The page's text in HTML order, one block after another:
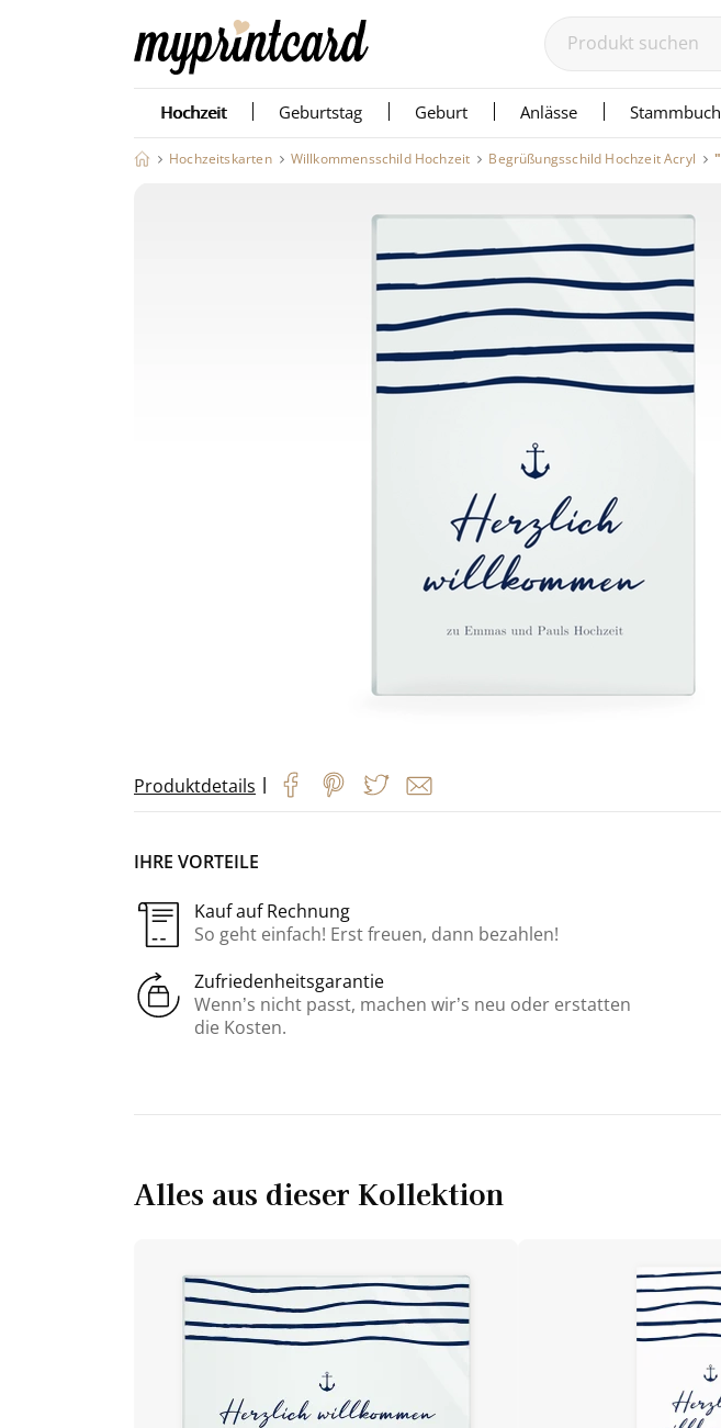
Hochzeit Geburtstag Geburt Anlässe Stammbuch
Hochzeitskarten Willkommensschild Hochzeit Begrüßungsschild Hochzeit Acryl
Produktdetails |
IHRE VORTEILE
Kauf auf Rechnung
So geht einfach! Erst freuen, dann bezahlen!
Zufriedenheitsgarantie
Wenn’s nicht passt, machen wir’s neu oder erstatten
die Kosten.
Alles aus dieser Kollektion